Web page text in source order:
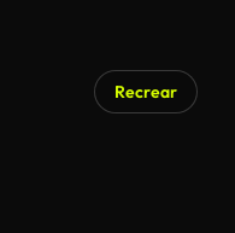
Recrear